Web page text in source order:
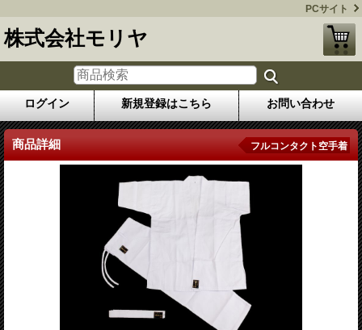
PCサイト
株式会社モリヤ
ログイン 新規登録はこちら お問い合わせ
商品詳細 フルコンタクト空手着